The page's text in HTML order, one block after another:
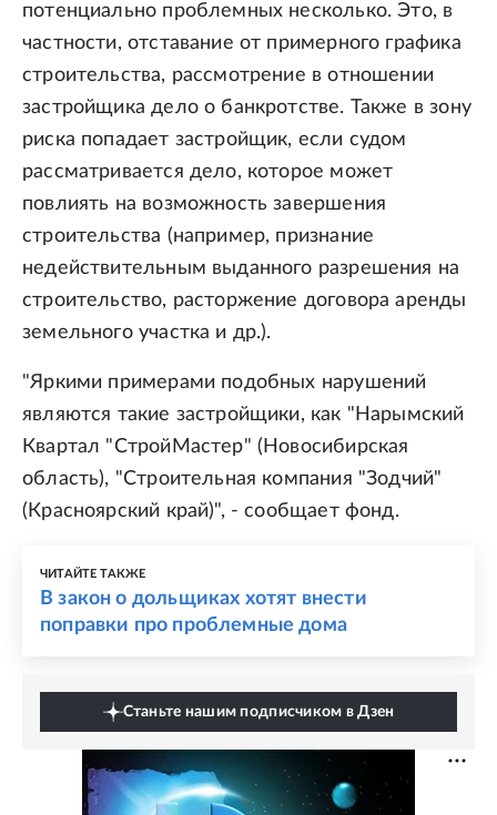
потенциально проблемных несколько. Это, в
частности, отставание от примерного графика
строительства, рассмотрение в отношении
застройщика дело о банкротстве. Также в зону
риска попадает застройщик, если судом
рассматривается дело, которое может
повлиять на возможность завершения
строительства (например, признание
недействительным выданного разрешения на
строительство, расторжение договора аренды
земельного участка и др.).
"Яркими примерами подобных нарушений
являются такие застройщики, как "Нарымский
Квартал "СтройМастер" (Новосибирская
область), "Строительная компания "Зодчий"
(Красноярский край)", - сообщает фонд.
ЧИТАЙТЕ ТАКЖЕ
В закон о дольщиках хотят внести
поправки про проблемные дома
Станьте нашим подписчиком в Дзен